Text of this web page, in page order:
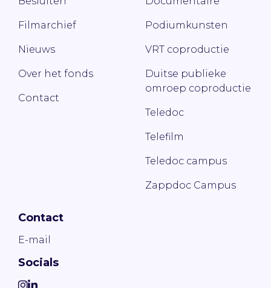
Filmarchief
Nieuws
Over het fonds
Contact
Podiumkunsten
VRT coproductie
Duitse publieke
omroep coproductie
Teledoc
Telefilm
Teledoc campus
Zappdoc Campus
Contact
E-mail
Socials